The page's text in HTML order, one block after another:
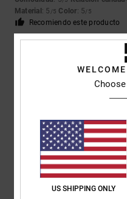
Material : 5 /5 Color: 5/5
Recomiendo este producto
Mostrar original - Français
Comodidad: 5/5 Relación
Recomiendo este producto
US SHIPPING ONLY